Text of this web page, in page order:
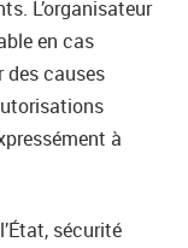
L’organisateur
en cas
des causes
à
sécurité